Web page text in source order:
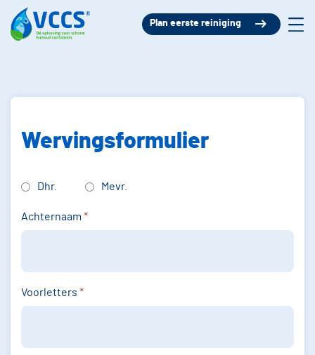
Plan eerste reiniging
Wervingsformulier
Dhr. Mevr.
Achternaam *
Voorletters *